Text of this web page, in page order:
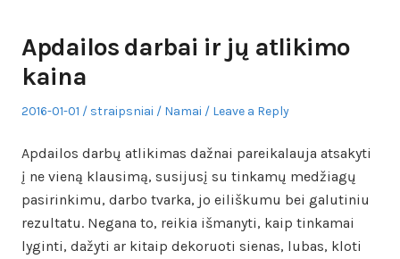
Apdailos darbai ir jų atlikimo
kaina
Posted
2016-01-01 Author
straipsniai
Posted
Namai Leave a Reply
Apdailos darbų atlikimas dažnai pareikalauja atsakyti
į ne vieną klausimą, susijusį su tinkamų medžiagų
pasirinkimu, darbo tvarka, jo eiliškumu bei galutiniu
rezultatu. Negana to, reikia išmanyti, kaip tinkamai
lyginti, dažyti ar kitaip dekoruoti sienas, lubas, kloti